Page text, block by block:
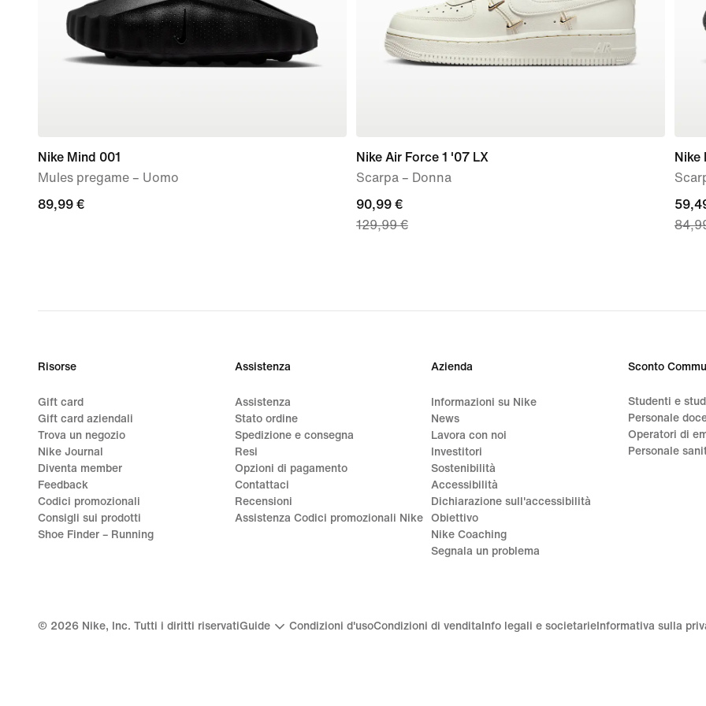
Nike Mind 001
Mules pregame – Uomo
89,99
89,99 €
Nike Air Force 1 '07 LX
Scarpa – Donna
current
price
price
90,99 €
129,99 €
Nike
price
price
Risorse
Gift card
Gift card aziendali
Trova un negozio
Nike Journal
Diventa member
Feedback
Codici promozionali
Consigli sui prodotti
Shoe Finder – Running
Assistenza
Assistenza
Stato ordine
Spedizione e consegna
Resi
Opzioni di pagamento
Contattaci
Recensioni
Assistenza Codici promozionali Nike
Azienda
Informazioni su Nike
News
Lavora con noi
Investitori
Sostenibilità
Accessibilità
Dichiarazione sull'accessibilità
Obiettivo
Nike Coaching
Segnala un problema
Sconto
Studenti e
Personale
Operatori di
Personale
© 2026 Nike, Inc. Tutti i diritti riservatiGuide Condizioni d'usoCondizioni di vendita Info legali e societarie Informativa sulla